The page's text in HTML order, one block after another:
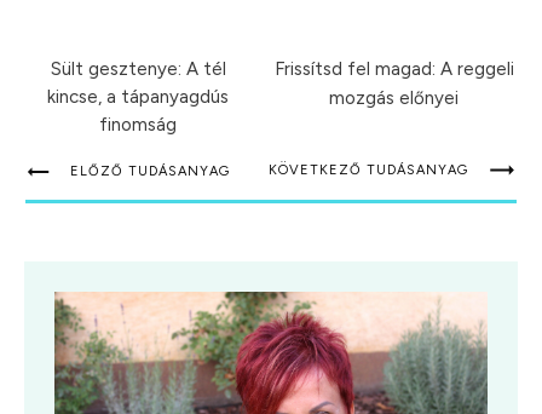
Sült gesztenye: A tél
kincse, a tápanyagdús
finomság
Frissítsd fel magad: A reggeli
mozgás előnyei
ELŐZŐ TUDÁSANYAG KÖVETKEZŐ TUDÁSANYAG